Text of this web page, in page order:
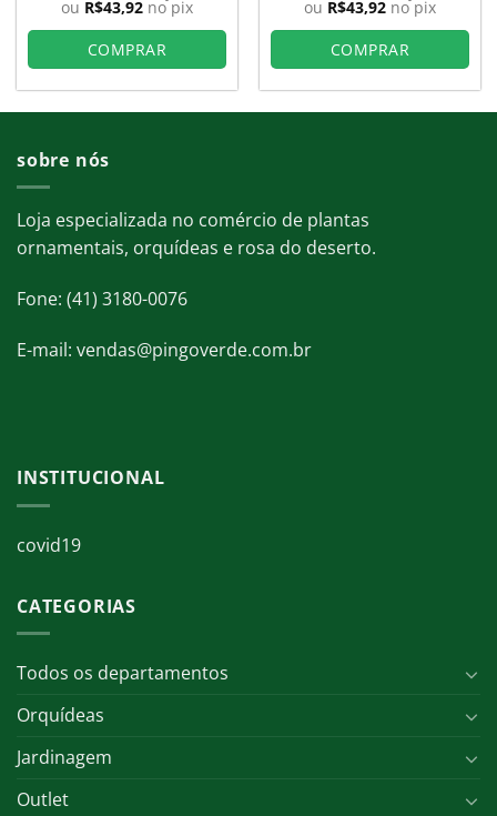
era:
R$67,90.
é:
R$48,80.
ou R$43,92 no pix
COMPRAR
era:
R$67,90.
é:
R$48,80.
ou R$43,92 no pix
COMPRAR
sobre nós
Loja especializada no comércio de plantas
ornamentais, orquídeas e rosa do deserto.
Fone: (41) 3180-0076
E-mail: vendas@pingoverde.com.br
INSTITUCIONAL
covid19
CATEGORIAS
Todos os departamentos
Orquídeas
Jardinagem
Outlet